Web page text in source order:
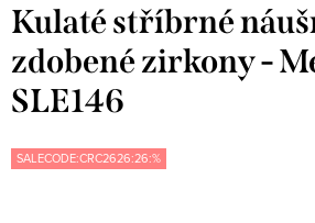
Kulaté stříbrné
zdobené zirkony -
SLE146
SALECODE:CRC2626:26:%